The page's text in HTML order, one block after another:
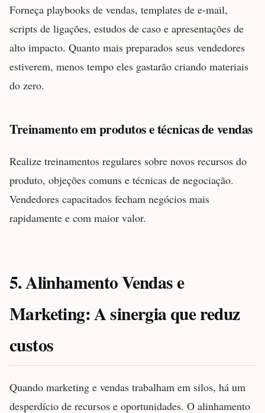
Forneça playbooks de vendas, templates de e-mail,
scripts de ligações, estudos de caso e apresentações de
alto impacto. Quanto mais preparados seus vendedores
estiverem, menos tempo eles gastarão criando materiais
do zero.
Treinamento em produtos e técnicas de vendas
Realize treinamentos regulares sobre novos recursos do
produto, objeções comuns e técnicas de negociação.
Vendedores capacitados fecham negócios mais
rapidamente e com maior valor.
5. Alinhamento Vendas e
Marketing: A sinergia que reduz
custos
Quando marketing e vendas trabalham em silos, há um
desperdício de recursos e oportunidades. O alinhamento